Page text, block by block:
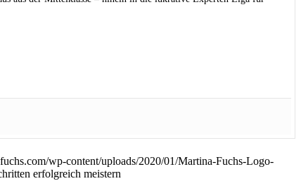
wp-content/uploads/2020/01/Martina-Fuchs-Logo-
erfolgreich meistern